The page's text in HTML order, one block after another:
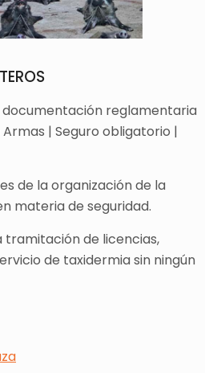
documentación reglamentaria
| Seguro obligatorio |
de la organización de la
materia de seguridad.
tramitación de licencias,
de taxidermia sin ningún